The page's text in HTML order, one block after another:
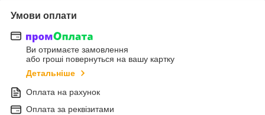
Умови оплати
Ви отримаєте замовлення
або гроші повернуться на вашу картку
Детальніше
Оплата на рахунок
Оплата за реквізитами